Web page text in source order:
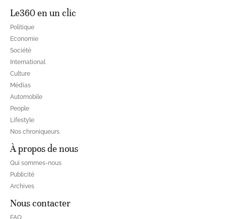
Le360 en un clic
Politique
Economie
Société
International
Culture
Médias
Automobile
People
Lifestyle
Nos chroniqueurs
À propos de nous
Qui sommes-nous
Publicité
Archives
Nous contacter
FAQ